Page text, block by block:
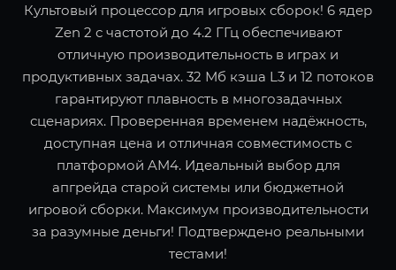
Культовый процессор для игровых сборок! 6 ядер
Zen 2 с частотой до 4.2 ГГц обеспечивают
отличную производительность в играх и
продуктивных задачах. 32 Мб кэша L3 и 12 потоков
гарантируют плавность в многозадачных
сценариях. Проверенная временем надёжность,
доступная цена и отличная совместимость с
платформой AM4. Идеальный выбор для
апгрейда старой системы или бюджетной
игровой сборки. Максимум производительности
за разумные деньги! Подтверждено реальными
тестами!